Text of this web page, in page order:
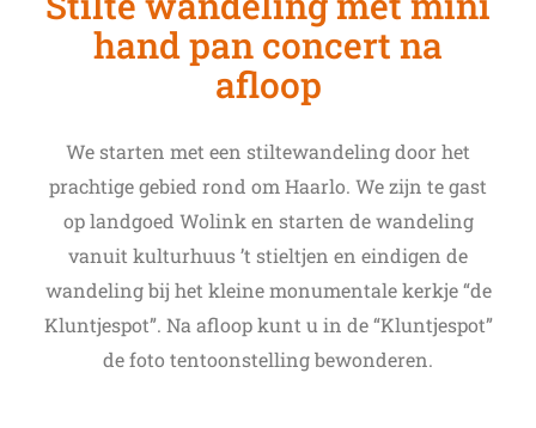
hand pan concert na
afloop
We starten met een stiltewandeling door het
prachtige gebied rond om Haarlo. We zijn te gast
op landgoed Wolink en starten de wandeling
vanuit kulturhuus ’t stieltjen en eindigen de
wandeling bij het kleine monumentale kerkje “de
Kluntjespot”. Na afloop kunt u in de “Kluntjespot”
de foto tentoonstelling bewonderen.